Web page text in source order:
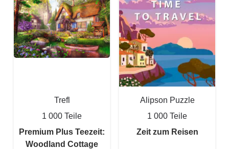
Trefl
1 000 Teile
Premium Plus Teezeit:
Woodland Cottage
Alipson Puzzle
1 000 Teile
Zeit zum Reisen